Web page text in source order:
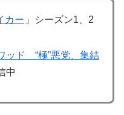
カー 」シーズン1、2
ッド “極”悪党、集結
中